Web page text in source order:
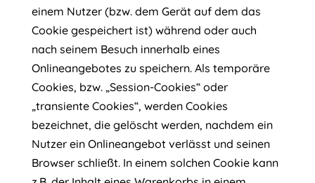
einem Nutzer (bzw. dem Gerät auf dem das
Cookie gespeichert ist) während oder auch
nach seinem Besuch innerhalb eines
Onlineangebotes zu speichern. Als temporäre
Cookies, bzw. „Session-Cookies“ oder
„transiente Cookies“, werden Cookies
bezeichnet, die gelöscht werden, nachdem ein
Nutzer ein Onlineangebot verlässt und seinen
Browser schließt. In einem solchen Cookie kann